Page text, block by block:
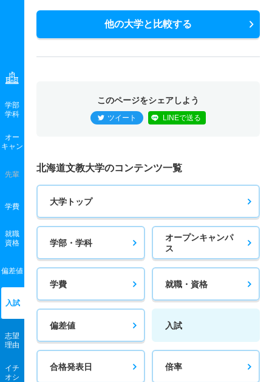
学部
学科
オー
キャン
先輩
学費
就職
資格
偏差値
入試
志望
理由
イチ
オシ
他の大学と比較する
このページをシェアしよう
ツイート LINEで送る
北海道文教大学のコンテンツ一覧
大学トップ
学部・学科
オープンキャンパ
ス
学費 就職・資格
偏差値 入試
合格発表日 倍率